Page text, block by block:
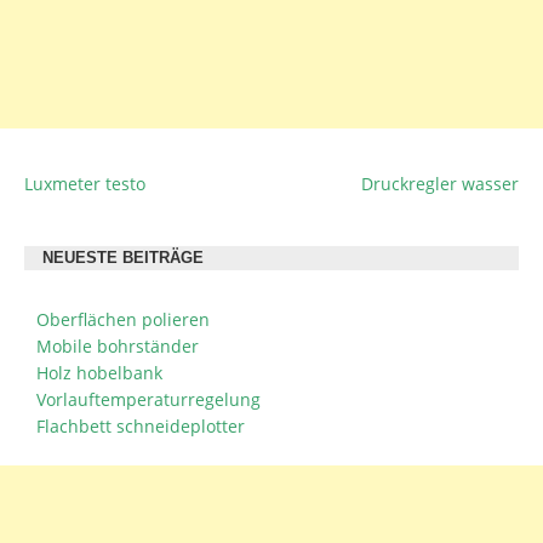
BEITRAGSNAVIGATION
Luxmeter testo Druckregler wasser
NEUESTE BEITRÄGE
Oberflächen polieren
Mobile bohrständer
Holz hobelbank
Vorlauftemperaturregelung
Flachbett schneideplotter